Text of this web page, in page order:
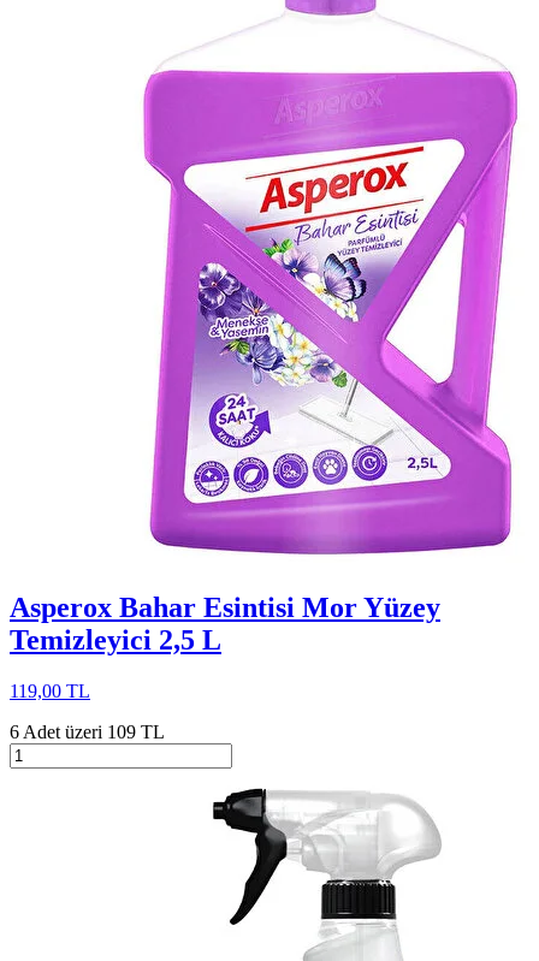
Asperox Bahar Esintisi Mor Yüzey
Temizleyici 2,5 L
119,00 TL
6 Adet üzeri 109 TL